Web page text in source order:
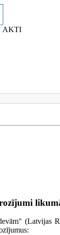
AKTI
(Latvijas